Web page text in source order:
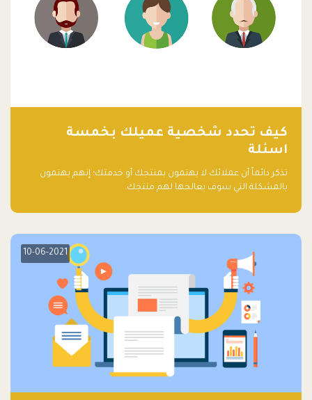
كيف تحدد شخصية عميلك بخمسة
اسئلة
تذكر دائماً أن عملائك لا يهتمون بمنتجك أو خدمتك؛ إنهم يهتمون
بالمشكلة التي سوف يعالجها لهم منتجك.
10-06-2021